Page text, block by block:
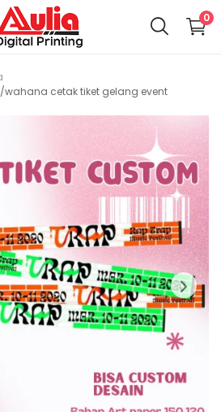
0
Terbaru
wahana cetak tiket gelang event